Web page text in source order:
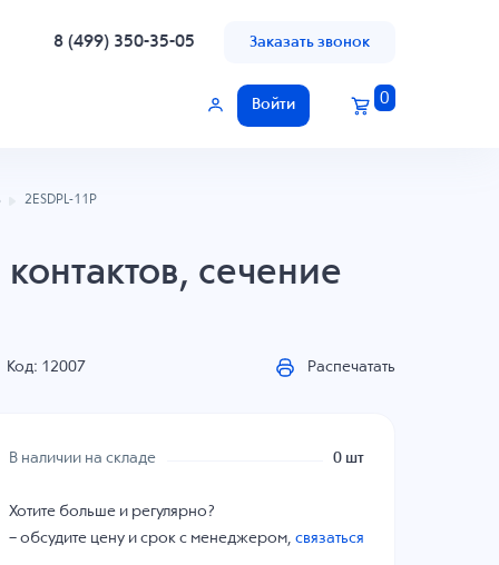
8 (499) 350-35-05 Заказать звонок
Войти 0
2ESDPL-11P
сечение
Код: 12007 Распечатать
В наличии на складе 0 шт
Хотите больше и регулярно?
– обсудите цену и срок с менеджером,связаться